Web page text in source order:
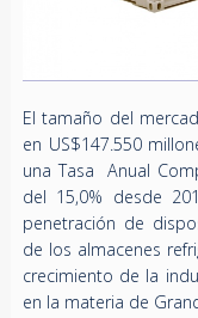
El tamaño del
en US$147.550
una Tasa Anual
del 15,0% desde
penetración de
de los almacenes
crecimiento de la
en la materia de